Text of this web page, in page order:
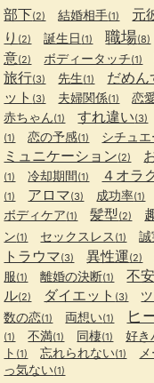
部下(2) 結婚相手(1) 元
り (2) 誕生日 (1) 職場(8)
意(2) ボディータッチ(1)
旅行(3) 先生(1) だめん
ット (3) 夫婦関係(1) 恋
赤ちゃん(1) すれ違い(3)
(1) 恋の予感(1) シチュ
ミュニケーション(2)
(1) 冷却期間(1) ４オラ
(1) アロマ(3) 成功率(1)
ボディケア(1) 髪型(2)
ン(1) セックスレス (1) 誠
トラウマ(3) 異性運(2)
服(1) 離婚の決断(1) 不安
ル(2) ダイエット (3)
数の恋(1) 両想い(1) ヒ
(1) 不満(1) 同棲(1) 好き
ト (1) 忘れられない(1)
っ気ない(1)